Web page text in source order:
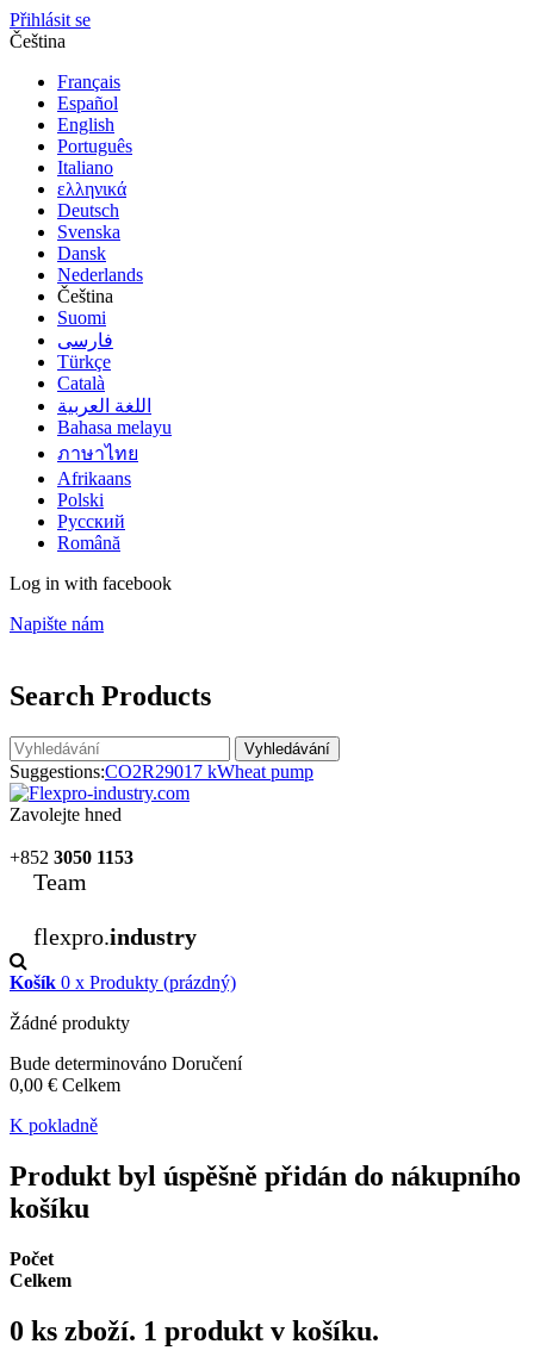
Přihlásit se
Čeština
Français
Español
English
Português
Italiano
ελληνικά
Deutsch
Svenska
Dansk
Nederlands
Čeština
Suomi
فارسى
Türkçe
Català
اللغة العربية
Bahasa melayu
ภาษาไทย
Afrikaans
Polski
Русский
Română
Log in with facebook
Napište nám
Search Products
Vyhledávání
Suggestions:CO2R29017 kWheat pump
Zavolejte hned
+852 3050 1153
Team
flexpro.industry
Košík 0 x Produkty (prázdný)
Žádné produkty
Bude determinováno Doručení
0,00 € Celkem
K pokladně
Produkt byl úspěšně přidán do nákupního
košíku
Počet
Celkem
0 ks zboží. 1 produkt v košíku.